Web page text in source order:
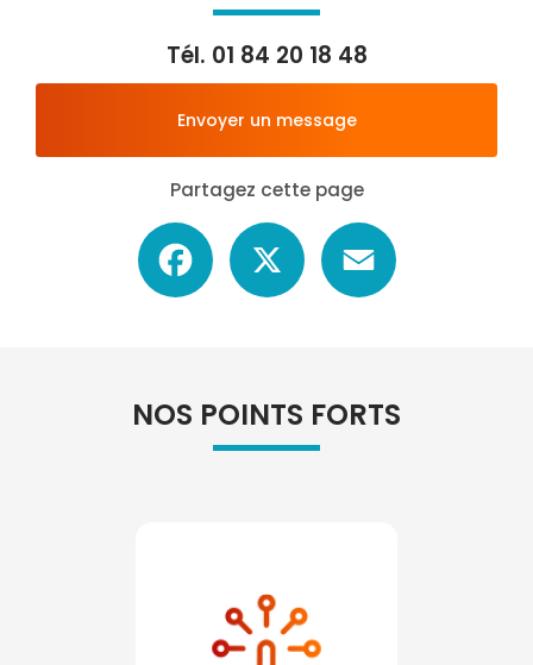
Tél. 01 84 20 18 48
Envoyer un message
Partagez cette page
Facebook
NOS POINTS FORTS